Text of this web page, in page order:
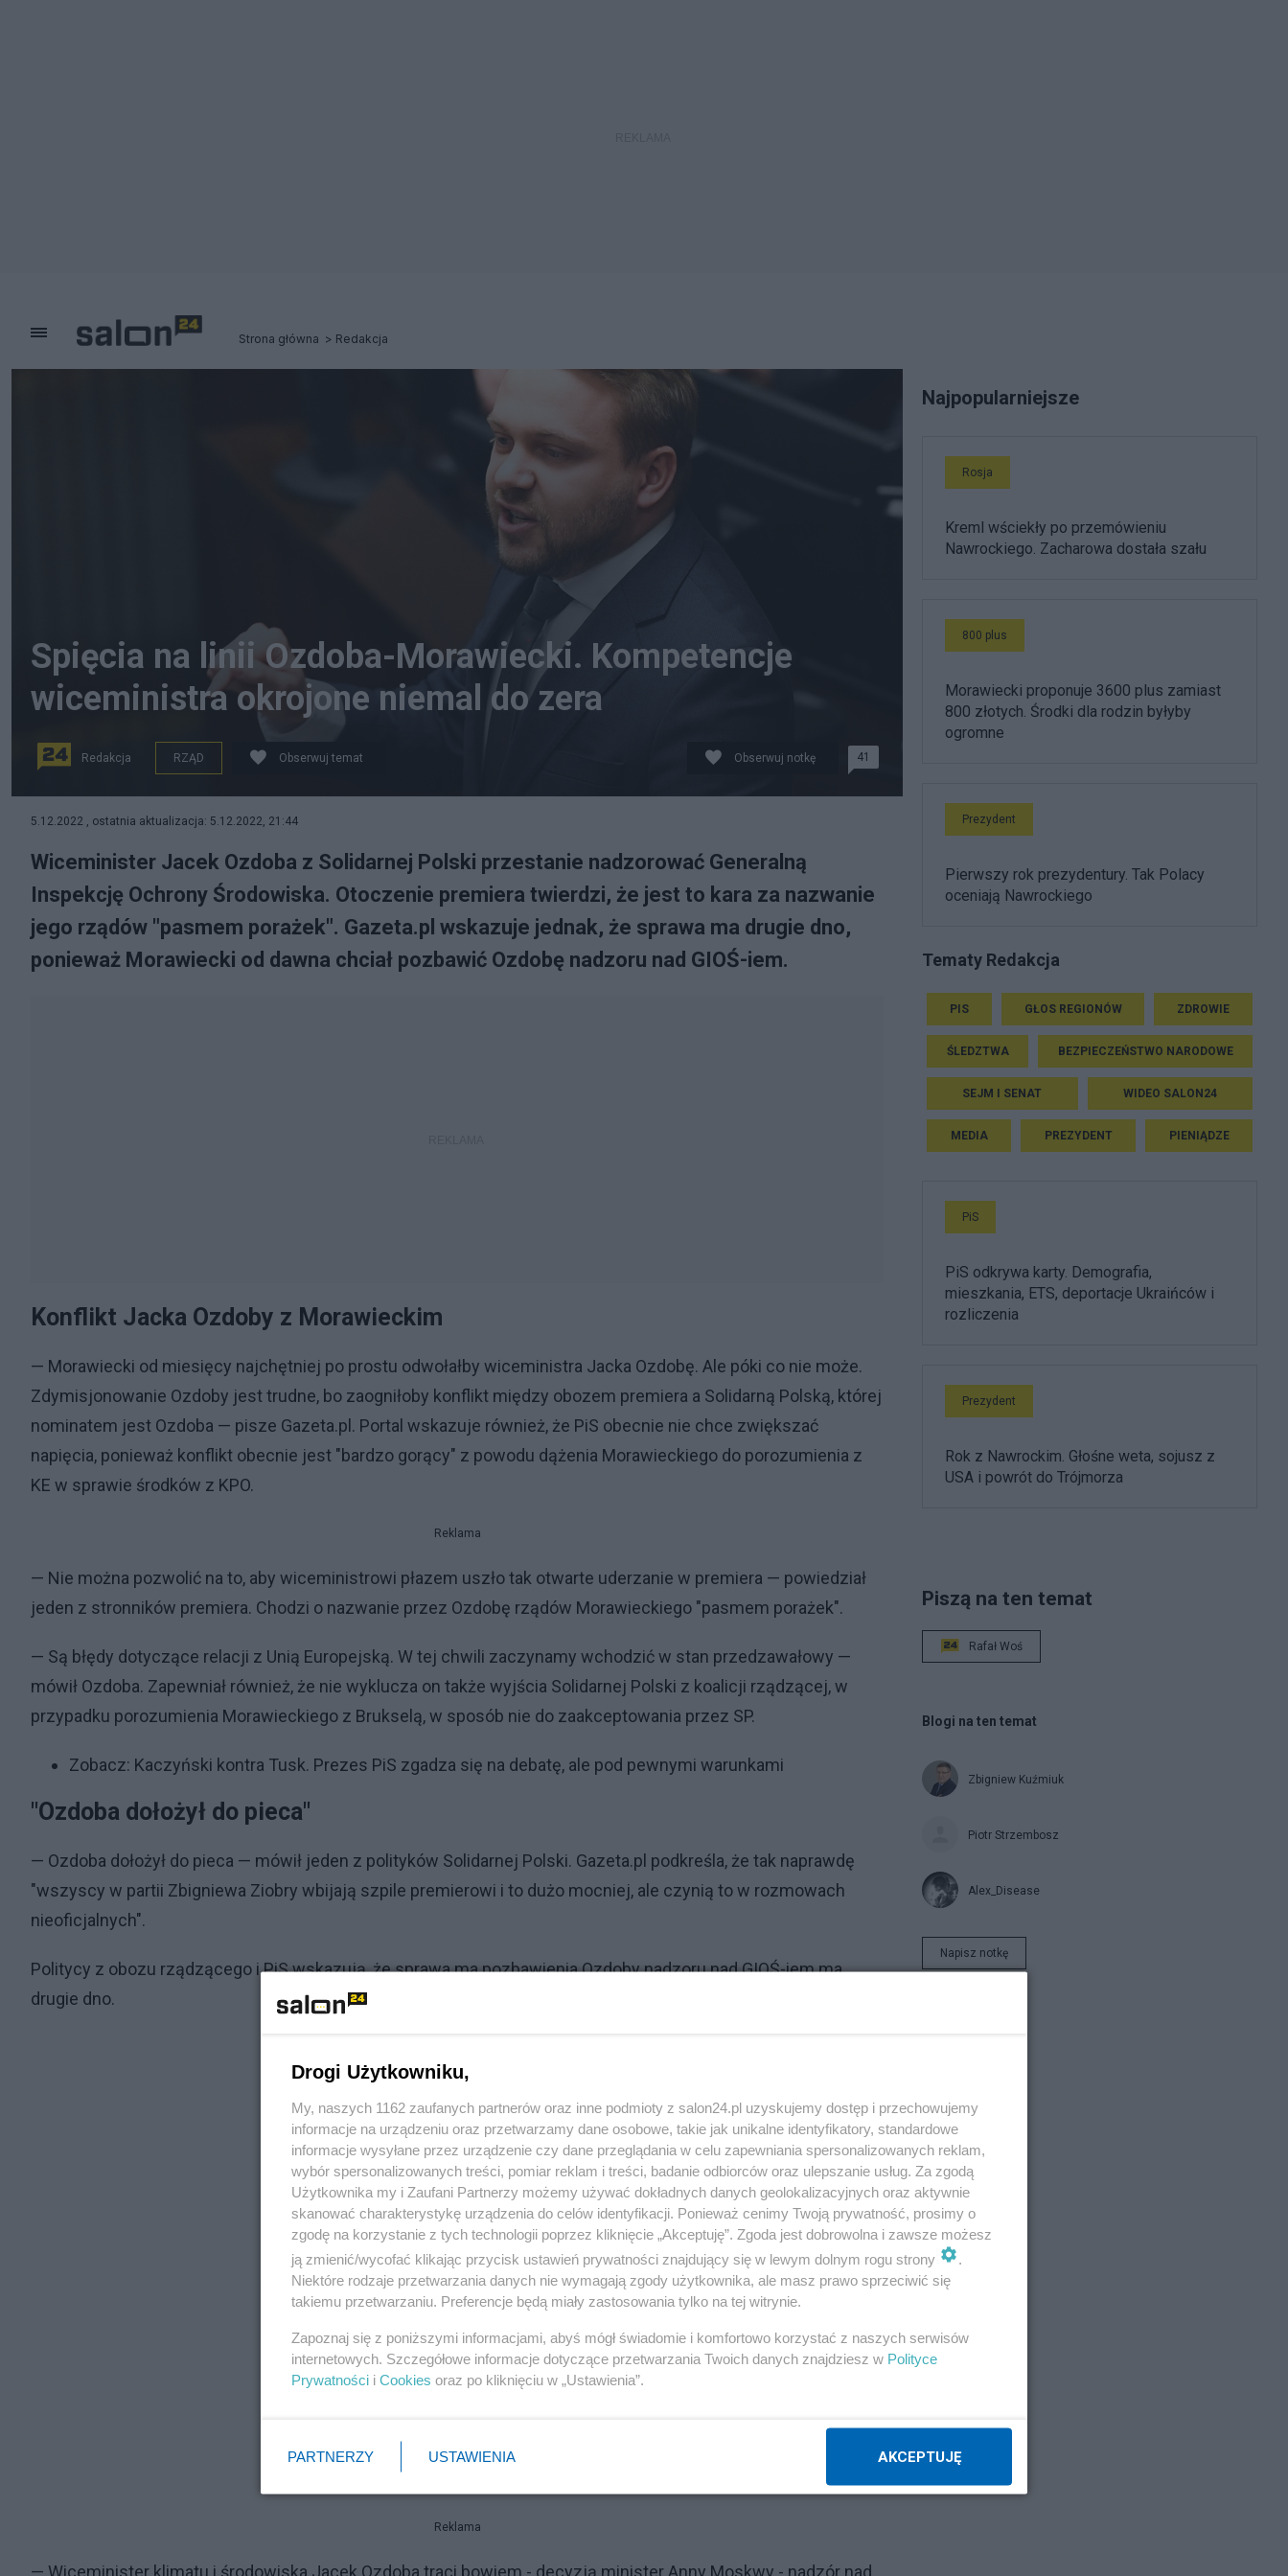
Strona główna Redakcja
Spięcia na linii Ozdoba-Morawiecki. Kompetencje
wiceministra okrojone niemal do zera
Redakcja RZĄD Obserwuj temat Obserwuj notkę 41
5.12.2022 , ostatnia aktualizacja: 5.12.2022, 21:44
Wiceminister Jacek Ozdoba z Solidarnej Polski przestanie nadzorować Generalną
Inspekcję Ochrony Środowiska. Otoczenie premiera twierdzi, że jest to kara za nazwanie
jego rządów "pasmem porażek". Gazeta.pl wskazuje jednak, że sprawa ma drugie dno,
ponieważ Morawiecki od dawna chciał pozbawić Ozdobę nadzoru nad GIOŚ-iem.
Konflikt Jacka Ozdoby z Morawieckim
— Morawiecki od miesięcy najchętniej po prostu odwołałby wiceministra Jacka Ozdobę. Ale póki co nie może.
Zdymisjonowanie Ozdoby jest trudne, bo zaogniłoby konflikt między obozem premiera a Solidarną Polską, której
nominatem jest Ozdoba — pisze Gazeta.pl. Portal wskazuje również, że PiS obecnie nie chce zwiększać
napięcia, ponieważ konflikt obecnie jest "bardzo gorący" z powodu dążenia Morawieckiego do porozumienia z
KE w sprawie środków z KPO.
Reklama
— Nie można pozwolić na to, aby wiceministrowi płazem uszło tak otwarte uderzanie w premiera — powiedział
jeden z stronników premiera. Chodzi o nazwanie przez Ozdobę rządów Morawieckiego "pasmem porażek".
— Są błędy dotyczące relacji z Unią Europejską. W tej chwili zaczynamy wchodzić w stan przedzawałowy —
mówił Ozdoba. Zapewniał również, że nie wyklucza on także wyjścia Solidarnej Polski z koalicji rządzącej, w
przypadku porozumienia Morawieckiego z Brukselą, w sposób nie do zaakceptowania przez SP.
Zobacz: Kaczyński kontra Tusk. Prezes PiS zgadza się na debatę, ale pod pewnymi warunkami
"Ozdoba dołożył do pieca"
— Ozdoba dołożył do pieca — mówił jeden z polityków Solidarnej Polski. Gazeta.pl podkreśla, że tak naprawdę
"wszyscy w partii Zbigniewa Ziobry wbijają szpile premierowi i to dużo mocniej, ale czynią to w rozmowach
nieoficjalnych".
Politycy z obozu rządzącego i PiS wskazują, że sprawa ma pozbawienia Ozdoby nadzoru nad GIOŚ-iem ma
drugie dno.
Reklama
— Wiceminister klimatu i środowiska Jacek Ozdoba traci bowiem - decyzją minister Anny Moskwy - nadzór nad
Najpopularniejsze
Rosja
Kreml wściekły po przemówieniu
Nawrockiego. Zacharowa dostała szału
800 plus
Morawiecki proponuje 3600 plus zamiast
800 złotych. Środki dla rodzin byłyby
ogromne
Prezydent
Pierwszy rok prezydentury. Tak Polacy
oceniają Nawrockiego
Tematy Redakcja
PIS GŁOS REGIONÓW ZDROWIE
ŚLEDZTWA BEZPIECZEŃSTWO NARODOWE
SEJM I SENAT WIDEO SALON24
MEDIA PREZYDENT PIENIĄDZE
PiS
PiS odkrywa karty. Demografia,
mieszkania, ETS, deportacje Ukraińców i
rozliczenia
Prezydent
Rok z Nawrockim. Głośne weta, sojusz z
USA i powrót do Trójmorza
Piszą na ten temat
Rafał Woś
Blogi na ten temat
Zbigniew Kuźmiuk
Piotr Strzembosz
Alex_Disease
Napisz notkę
Drogi Użytkowniku,
My, naszych 1162 zaufanych partnerów oraz inne podmioty z salon24.pl uzyskujemy dostęp i przechowujemy
informacje na urządzeniu oraz przetwarzamy dane osobowe, takie jak unikalne identyfikatory, standardowe
informacje wysyłane przez urządzenie czy dane przeglądania w celu zapewniania spersonalizowanych reklam,
wybór spersonalizowanych treści, pomiar reklam i treści, badanie odbiorców oraz ulepszanie usług. Za zgodą
Użytkownika my i Zaufani Partnerzy możemy używać dokładnych danych geolokalizacyjnych oraz aktywnie
skanować charakterystykę urządzenia do celów identyfikacji. Ponieważ cenimy Twoją prywatność, prosimy o
zgodę na korzystanie z tych technologii poprzez kliknięcie „Akceptuję”. Zgoda jest dobrowolna i zawsze możesz
ją zmienić/wycofać klikając przycisk ustawień prywatności znajdujący się w lewym dolnym rogu strony
.
Niektóre rodzaje przetwarzania danych nie wymagają zgody użytkownika, ale masz prawo sprzeciwić się
takiemu przetwarzaniu. Preferencje będą miały zastosowania tylko na tej witrynie.
Zapoznaj się z poniższymi informacjami, abyś mógł świadomie i komfortowo korzystać z naszych serwisów
internetowych. Szczegółowe informacje dotyczące przetwarzania Twoich danych znajdziesz w Polityce
Prywatności i Cookies oraz po kliknięciu w „Ustawienia”.
PARTNERZY USTAWIENIA AKCEPTUJĘ